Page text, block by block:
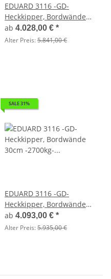
EDUARD 3116 -GD-
Heckkipper, Bordwände
30cm -2700kg- H-Pumpe -
Lfh: 63cm -195/50R13
ab 4.028,00 € *
Alter Preis:5.841,00 €
SALE 31%
EDUARD 3116 -GD-
Heckkipper, Bordwände
30cm -2700kg- H-Pumpe -
Lfh: 72cm -185/70R13
ab 4.093,00 € *
Alter Preis:5.935,00 €